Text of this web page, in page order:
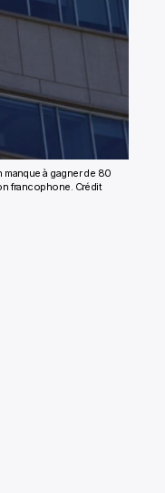
à gagner de 80
francophone. Crédit